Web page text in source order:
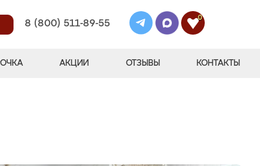
8 (800) 511-89-55
0
АКЦИИ ОТЗЫВЫ КОНТАКТЫ